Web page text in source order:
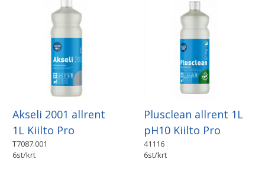
Akseli 2001 allrent
1L Kiilto Pro
T7087.001
6st/krt
Plusclean allrent 1L
pH10 Kiilto Pro
41116
6st/krt